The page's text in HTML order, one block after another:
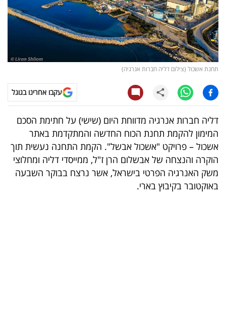
עסקית
קריפטו
ויראלי
עסקי
ספורט
קריירה
ולימודים
מינויים
תחנת אשכול (צילום דליה חברות אנרגיה)
עקבו אחרינו בגוגל
דליה חברות אנרגיה מדווחת היום (שישי) על חתימת הסכם
המימון להקמת תחנת הכוח החדשה והמתקדמת באתר
אשכול – פרויקט "אשכול אבשל". הקמת התחנה נעשית תוך
הוקרה והנצחה של אבשלום הרן ז"ל, ממייסדי דליה ומחלוצי
משק האנרגיה הפרטי בישראל, אשר נרצח בבוקר השבעה
באוקטובר בקיבוץ בארי.